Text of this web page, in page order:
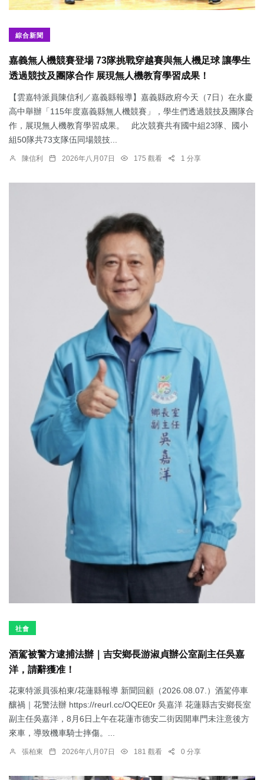
綜合新聞
嘉義無人機競賽登場 73隊挑戰穿越賽與無人機足球 讓學生
透過競技及團隊合作 展現無人機教育學習成果！
【雲嘉特派員陳信利／嘉義縣報導】嘉義縣政府今天（7日）在永慶
高中舉辦「115年度嘉義縣無人機競賽」，學生們透過競技及團隊合
作，展現無人機教育學習成果。 此次競賽共有國中組23隊、國小
組50隊共73支隊伍同場競技...
陳信利 2026年八月07日 175 觀看 1 分享
社會
酒駕被警方逮捕法辦｜吉安鄉長游淑貞辦公室副主任吳嘉
洋，請辭獲准！
花東特派員張柏東/花蓮縣報導 新聞回顧（2026.08.07.）酒駕停車
釀禍｜花警法辦 https://reurl.cc/OQEE0r 吳嘉洋 花蓮縣吉安鄉長室
副主任吳嘉洋，8月6日上午在花蓮市德安二街因開車門未注意後方
來車，導致機車騎士摔傷。...
張柏東 2026年八月07日 181 觀看 0 分享